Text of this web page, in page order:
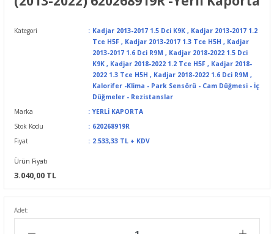
Kategori Kadjar 2013-2017 1.5 Dci K9K , Kadjar 2013-2017 1.2
Tce H5F , Kadjar 2013-2017 1.3 Tce H5H , Kadjar
2013-2017 1.6 Dci R9M , Kadjar 2018-2022 1.5 Dci
K9K , Kadjar 2018-2022 1.2 Tce H5F , Kadjar 2018-
2022 1.3 Tce H5H , Kadjar 2018-2022 1.6 Dci R9M ,
Kalorifer -Klima - Park Sensörü - Cam Düğmesi - İç
Düğmeler - Rezistanslar
Marka
YERLİ KAPORTA
Stok Kodu
620268919R
Fiyat
2.533,33 TL + KDV
Ürün Fiyatı
3.040,00 TL
Adet: